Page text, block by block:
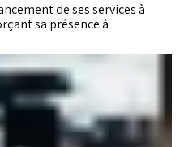
de ses services à
sa présence à